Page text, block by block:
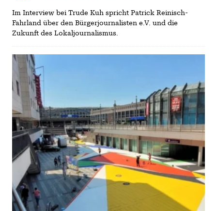
Im Interview bei Trude Kuh spricht Patrick Reinisch-
Fahrland über den Bürgerjournalisten e.V. und die
Zukunft des Lokaljournalismus.